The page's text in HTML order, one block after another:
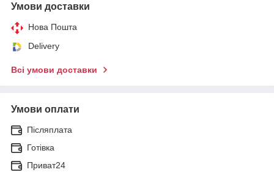
Умови доставки
Нова Пошта
Delivery
Всі умови доставки
Умови оплати
Післяплата
Готівка
Приват24